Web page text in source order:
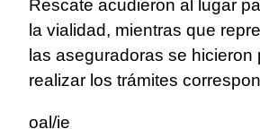
Rescate acudieron al lugar
la vialidad, mientras que
las aseguradoras se hicieron
realizar los trámites
oal/ie